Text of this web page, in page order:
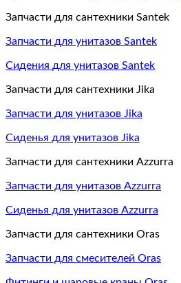
Запчасти для сантехники Santek
Запчасти для унитазов Santek
Сидения для унитазов Santek
Запчасти для сантехники Jika
Запчасти для унитазов Jika
Сиденья для унитазов Jika
Запчасти для сантехники Azzurra
Запчасти для унитазов Azzurra
Сиденья для унитазов Azzurra
Запчасти для сантехники Oras
Запчасти для смесителей Oras